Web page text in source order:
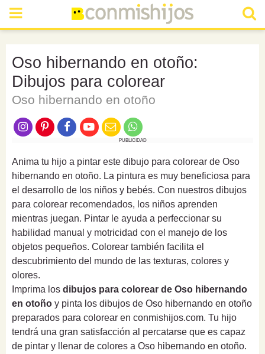
Oso hibernando en otoño:
Dibujos para colorear
Oso hibernando en otoño
PUBLICIDAD
Anima tu hijo a pintar este dibujo para colorear de Oso
hibernando en otoño. La pintura es muy beneficiosa para
el desarrollo de los niños y bebés. Con nuestros dibujos
para colorear recomendados, los niños aprenden
mientras juegan. Pintar le ayuda a perfeccionar su
habilidad manual y motricidad con el manejo de los
objetos pequeños. Colorear también facilita el
descubrimiento del mundo de las texturas, colores y
olores.
Imprima los dibujos para colorear de Oso hibernando
en otoño y pinta los dibujos de Oso hibernando en otoño
preparados para colorear en conmishijos.com. Tu hijo
tendrá una gran satisfacción al percatarse que es capaz
de pintar y llenar de colores a Oso hibernando en otoño.